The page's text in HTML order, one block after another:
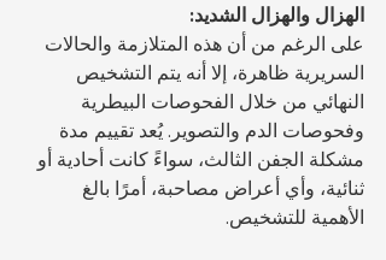
الهزال والهزال الشديد:
على الرغم من أن هذه المتلازمة والحالات
السريرية ظاهرة، إلا أنه يتم التشخيص
النهائي من خلال الفحوصات البيطرية
وفحوصات الدم والتصوير. يُعد تقييم مدة
مشكلة الجفن الثالث، سواءً كانت أحادية أو
ثنائية، وأي أعراض مصاحبة، أمرًا بالغ
الأهمية للتشخيص.